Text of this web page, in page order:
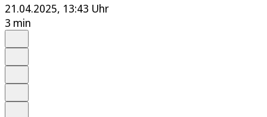
21.04.2025, 13:43 Uhr
3 min